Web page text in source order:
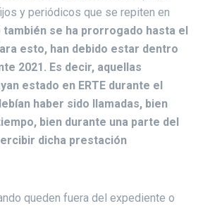
y periódicos que se repiten en
también se ha prorrogado hasta el
esto, han debido estar dentro
2021. Es decir, aquellas
estado en ERTE durante el
haber sido llamadas, bien
bien durante una parte del
dicha prestación
queden fuera del expediente o